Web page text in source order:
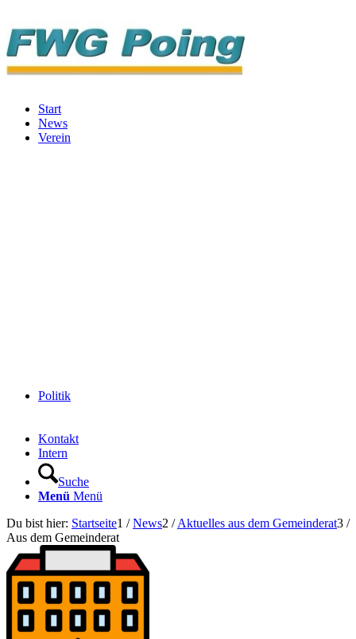
Start
News
Verein
Politik
Kontakt
Intern
Suche
Menü Menü
Du bist hier: Startseite1 / News2 / Aktuelles aus dem Gemeinderat3 /
Aus dem Gemeinderat